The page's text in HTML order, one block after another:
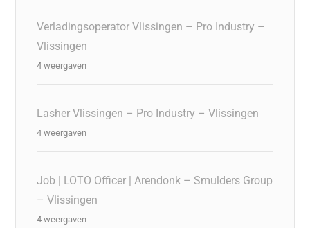
Verladingsoperator Vlissingen – Pro Industry –
Vlissingen
4 weergaven
Lasher Vlissingen – Pro Industry – Vlissingen
4 weergaven
Job | LOTO Officer | Arendonk – Smulders Group
– Vlissingen
4 weergaven